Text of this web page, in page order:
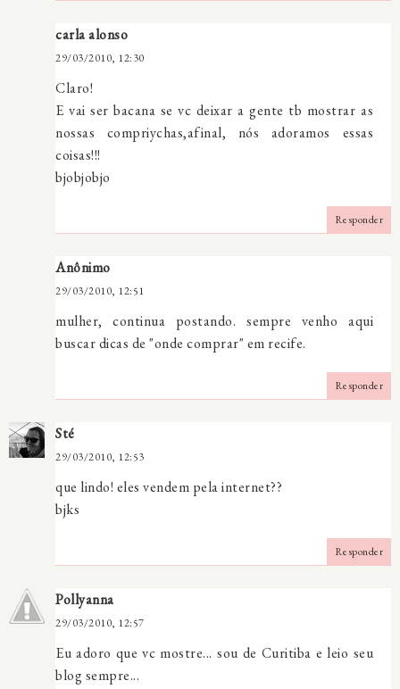
carla alonso
29/03/2010, 12:30
Claro!
E vai ser bacana se vc deixar a gente tb mostrar as
nossas compriychas,afinal, nós adoramos essas
coisas!!!
bjobjobjo
Responder
Anônimo
29/03/2010, 12:51
mulher, continua postando. sempre venho aqui
buscar dicas de "onde comprar" em recife.
Responder
Sté
29/03/2010, 12:53
que lindo! eles vendem pela internet??
bjks
Responder
Pollyanna
29/03/2010, 12:57
Eu adoro que vc mostre... sou de Curitiba e leio seu
blog sempre...